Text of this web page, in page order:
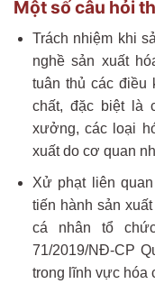
Một số câu hỏi
Trách nhiệm khi
nghề sản xuất
tuân thủ các điều
chất, đặc biệt là
xưởng, các loại
xuất do cơ quan
Xử phạt liên
tiến hành sản
cá nhân tổ
71/2019/NĐ-CP
trong lĩnh vực hóa